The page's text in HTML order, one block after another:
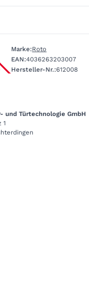
Marke:Roto
EAN:4036263203007
Hersteller-Nr.:612008
und Türtechnologie GmbH
1